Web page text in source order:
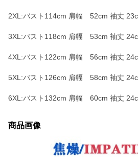
2XL:バスト114cm 肩幅 52cm 袖丈
3XL:バスト118cm 肩幅 53cm 袖丈
4XL:バスト122cm 肩幅 56cm 袖丈
5XL:バスト126cm 肩幅 58cm 袖丈
6XL:バスト132cm 肩幅 60cm 袖丈
商品画像